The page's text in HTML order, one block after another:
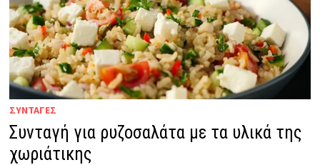
ΣΥΝΤΑΓΕΣ
Συνταγή για ρυζοσαλάτα με τα υλικά της
χωριάτικης